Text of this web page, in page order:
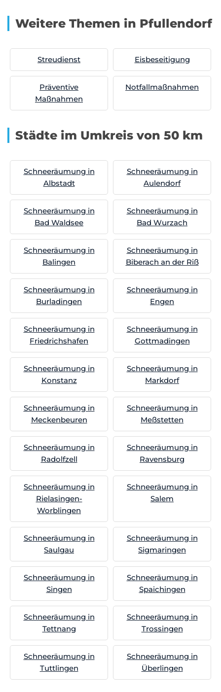
Weitere Themen in Pfullendorf
Streudienst Eisbeseitigung
Präventive
Maßnahmen
Notfallmaßnahmen
Städte im Umkreis von 50 km
Schneeräumung in
Albstadt
Schneeräumung in
Aulendorf
Schneeräumung in
Bad Waldsee
Schneeräumung in
Bad Wurzach
Schneeräumung in
Balingen
Schneeräumung in
Biberach an der Riß
Schneeräumung in
Burladingen
Schneeräumung in
Engen
Schneeräumung in
Friedrichshafen
Schneeräumung in
Gottmadingen
Schneeräumung in
Konstanz
Schneeräumung in
Markdorf
Schneeräumung in
Meckenbeuren
Schneeräumung in
Meßstetten
Schneeräumung in
Radolfzell
Schneeräumung in
Ravensburg
Schneeräumung in
Rielasingen-
Worblingen
Schneeräumung in
Salem
Schneeräumung in
Saulgau
Schneeräumung in
Sigmaringen
Schneeräumung in
Singen
Schneeräumung in
Spaichingen
Schneeräumung in
Tettnang
Schneeräumung in
Trossingen
Schneeräumung in
Tuttlingen
Schneeräumung in
Überlingen